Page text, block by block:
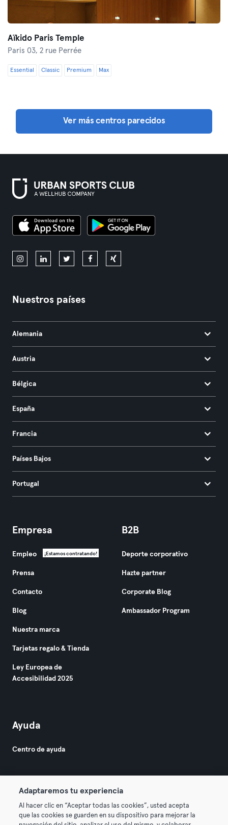
Aïkido Paris Temple
Paris 03, 2 rue Perrée
Essential Classic Premium Max
Ver más centros parecidos
Nuestros países
Alemania
Austria
Bélgica
España
Francia
Países Bajos
Portugal
Empresa
Empleo ¡Estamos contratando!
Prensa
Contacto
Blog
Nuestra marca
Tarjetas regalo & Tienda
Ley Europea de
Accesibilidad 2025
B2B
Deporte corporativo
Hazte partner
Corporate Blog
Ambassador Program
Ayuda
Centro de ayuda
© 2026 Urban Sports Group GmbH. All rights reserved.
Adaptaremos tu experiencia
Al hacer clic en “Aceptar todas las cookies”, usted acepta
que las cookies se guarden en su dispositivo para mejorar la